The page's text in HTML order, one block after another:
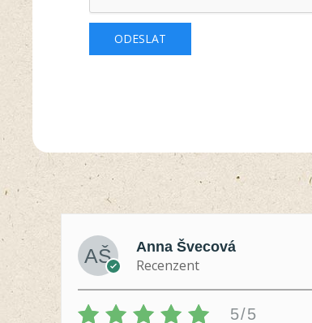
Anna Švecová
Recenzent
5/5